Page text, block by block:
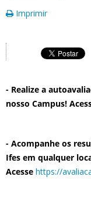
Imprimir
- Realize a
nosso Campus!
- Acompanhe os
Ifes em qualquer
Acesse https://